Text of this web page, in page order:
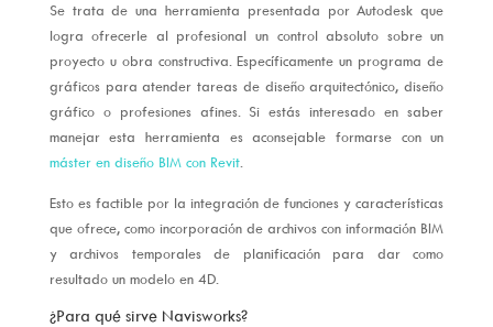
Se trata de una herramienta presentada por Autodesk que
logra ofrecerle al profesional un control absoluto sobre un
proyecto u obra constructiva. Específicamente un programa de
gráficos para atender tareas de diseño arquitectónico, diseño
gráfico o profesiones afines. Si estás interesado en saber
manejar esta herramienta es aconsejable formarse con un
máster en diseño BIM con Revit.
Esto es factible por la integración de funciones y características
que ofrece, como incorporación de archivos con información BIM
y archivos temporales de planificación para dar como
resultado un modelo en 4D.
¿Para qué sirve Navisworks?